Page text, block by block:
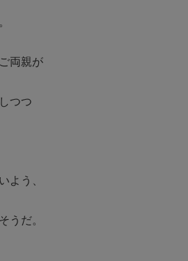
両親が
つつ
よう、
うだ。